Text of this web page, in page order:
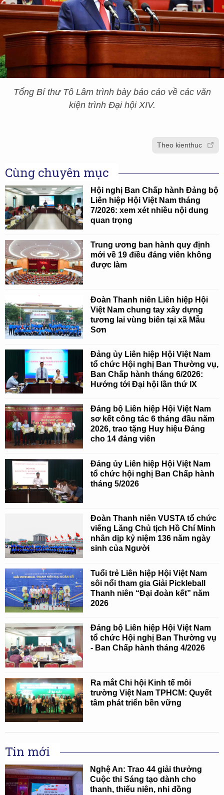
Tổng Bí thư Tô Lâm trình bày báo cáo về các văn
kiện trình Đại hội XIV.
Theo kienthuc
Cùng chuyên mục
Hội nghị Ban Chấp hành Đảng bộ
Liên hiệp Hội Việt Nam tháng
7/2026: xem xét nhiều nội dung
quan trọng
Trung ương ban hành quy định
mới về 19 điều đảng viên không
được làm
Đoàn Thanh niên Liên hiệp Hội
Việt Nam chung tay xây dựng
tương lai vùng biên tại xã Mẫu
Sơn
Đảng ủy Liên hiệp Hội Việt Nam
tổ chức Hội nghị Ban Thường vụ,
Ban Chấp hành tháng 6/2026:
Hướng tới Đại hội lần thứ IX
Đảng bộ Liên hiệp Hội Việt Nam
sơ kết công tác 6 tháng đầu năm
2026, trao tặng Huy hiệu Đảng
cho 14 đảng viên
Đảng ủy Liên hiệp Hội Việt Nam
tổ chức hội nghị Ban Chấp hành
tháng 5/2026
Đoàn Thanh niên VUSTA tổ chức
viếng Lăng Chủ tịch Hồ Chí Minh
nhân dịp kỷ niệm 136 năm ngày
sinh của Người
Tuổi trẻ Liên hiệp Hội Việt Nam
sôi nổi tham gia Giải Pickleball
Thanh niên “Đại đoàn kết” năm
2026
Đảng bộ Liên hiệp Hội Việt Nam
tổ chức Hội nghị Ban Thường vụ
- Ban Chấp hành tháng 4/2026
Ra mắt Chi hội Kinh tế môi
trường Việt Nam TPHCM: Quyết
tâm phát triển bền vững
Tin mới
Nghệ An: Trao 44 giải thưởng
Cuộc thi Sáng tạo dành cho
thanh, thiếu niên, nhi đồng